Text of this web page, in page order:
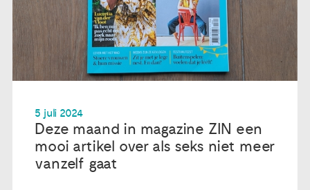
5 juli 2024
Deze maand in magazine ZIN een
mooi artikel over als seks niet meer
vanzelf gaat